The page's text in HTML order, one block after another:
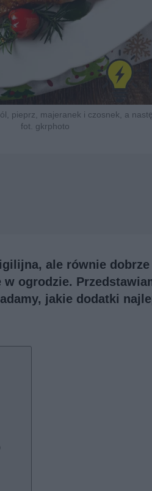
pieprz, majeranek i czosnek, a
fot. gkrphoto
ale równie
ogrodzie.
jakie dodatki